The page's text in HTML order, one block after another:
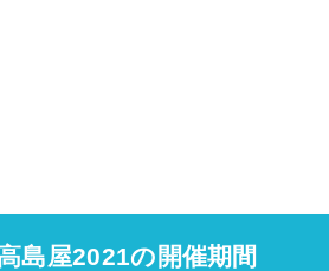
島屋2021の開催期間